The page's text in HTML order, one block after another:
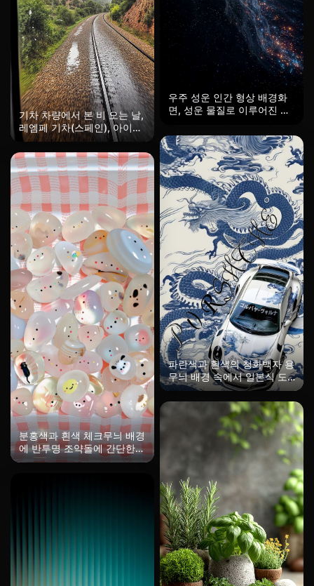
우주 성운 인간 형상 배경화
면, 성운 물질로 이루어진 인
니고, 별빛 먼지가 흐르는 초
현실적 공상과학 HD 배경화
면
기차 차량에서 본 비 오는 날,
레엠페 기차(스페인), 아이폰
사진, 매크로.
파란색과 흰색의 청화백자 용
무늬 배경 속에서 일본식 도
색의 스포츠카가 동양 미학을
녹여내고, 손글씨로 쓴
'Porcelain'이 화면을 관통하
며 동서 문화의 충돌로 인한
사치스러운 예술감을 자아냅
분홍색과 흰색 체크무늬 배경
에 반투명 조약돌에 간단한
웃는 얼굴과 작은 동물 그림